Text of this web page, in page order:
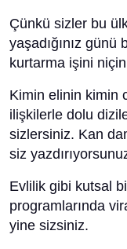
Çünkü sizler bu
yaşadığınız günü
kurtarma işini
Kimin elinin kimin
ilişkilerle dolu
sizlersiniz. Kan
siz
Evlilik gibi kutsal
programlarında
yine sizsiniz.